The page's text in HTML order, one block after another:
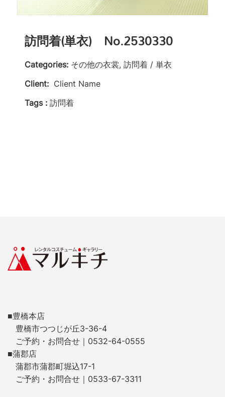
訪問着(単衣) No.2530330
Categories: その他の衣裳, 訪問着 / 単衣
Client: Client Name
Tags : 訪問着
■豊橋本店
豊橋市つつじが丘3-36-4
ご予約・お問合せ｜0532-64-0555
■蒲郡店
蒲郡市蒲郡町堀込17-1
ご予約・お問合せ｜0533-67-3311